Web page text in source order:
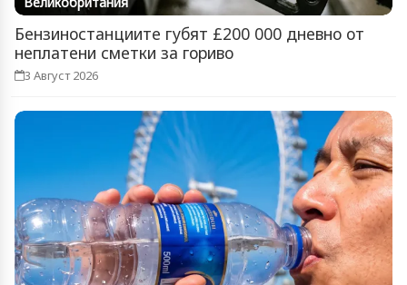
Бензиностанциите губят £200 000 дневно от
неплатени сметки за гориво
3 Август 2026